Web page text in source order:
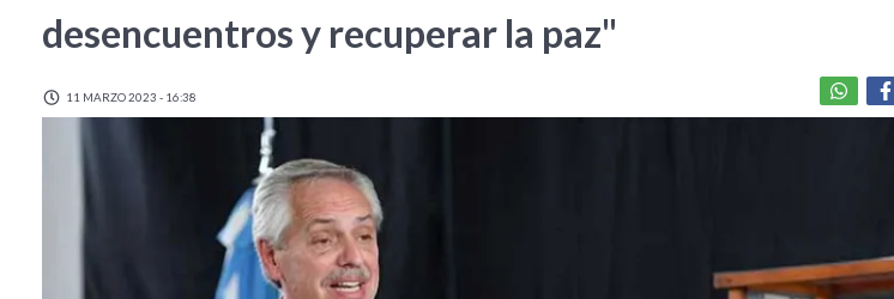
desencuentros y recuperar la paz"
11 MARZO 2023 - 16:38